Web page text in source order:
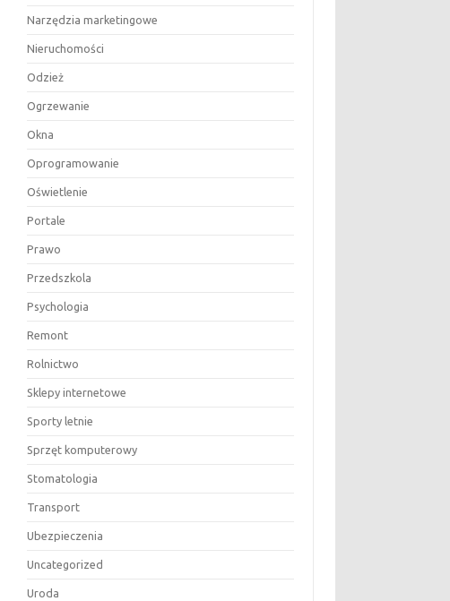
Narzędzia marketingowe
Nieruchomości
Odzież
Ogrzewanie
Okna
Oprogramowanie
Oświetlenie
Portale
Prawo
Przedszkola
Psychologia
Remont
Rolnictwo
Sklepy internetowe
Sporty letnie
Sprzęt komputerowy
Stomatologia
Transport
Ubezpieczenia
Uncategorized
Uroda